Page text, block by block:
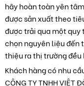
hãy hoàn toàn yên
được sản xuất theo
được trải qua một
chọn nguyên liệu đến
thiệu ra thị trường đều
Khách hàng có nhu
CÔNG TY TNHH VIỆT